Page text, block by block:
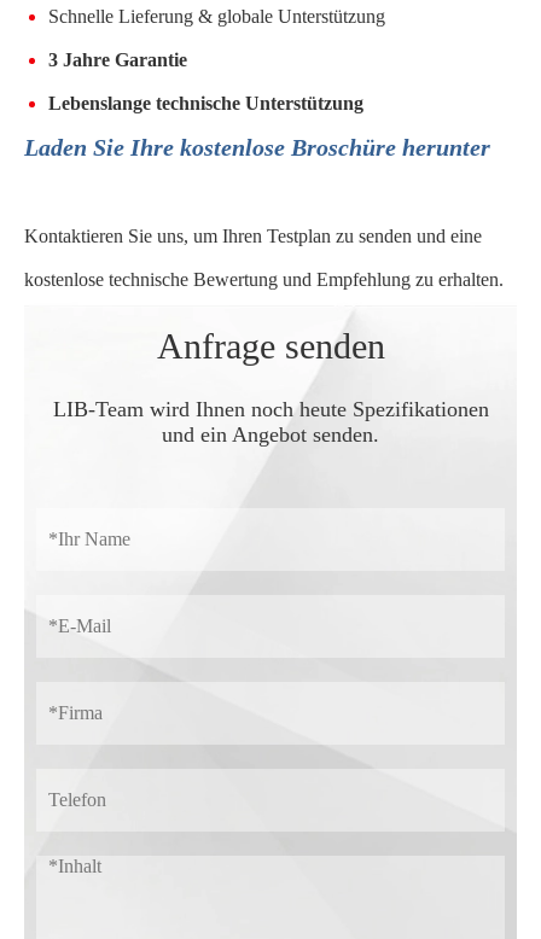
Schnelle Lieferung & globale Unterstützung
3 Jahre Garantie
Lebenslange technische Unterstützung
Laden Sie Ihre kostenlose Broschüre herunter
Kontaktieren Sie uns, um Ihren Testplan zu senden und eine
kostenlose technische Bewertung und Empfehlung zu erhalten.
Anfrage senden
LIB-Team wird Ihnen noch heute Spezifikationen
und ein Angebot senden.